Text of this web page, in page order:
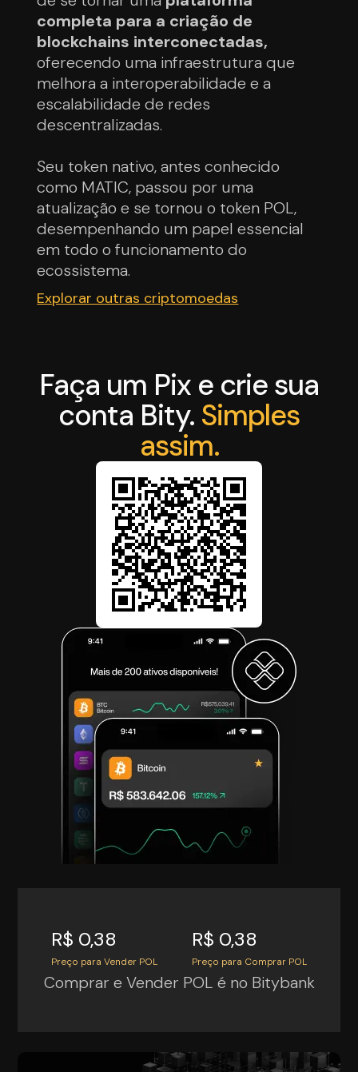
completa para a criação de
blockchains interconectadas,
oferecendo uma infraestrutura que
melhora a interoperabilidade e a
escalabilidade de redes
descentralizadas.
Seu token nativo, antes conhecido
como MATIC, passou por uma
atualização e se tornou o token POL,
desempenhando um papel essencial
em todo o funcionamento do
ecossistema.
Explorar outras criptomoedas
Faça um Pix e crie sua
conta Bity. Simples
assim.
R$ 0,38
Preço para Vender POL
R$ 0,38
Preço para Comprar POL
Comprar e Vender POL é no Bitybank